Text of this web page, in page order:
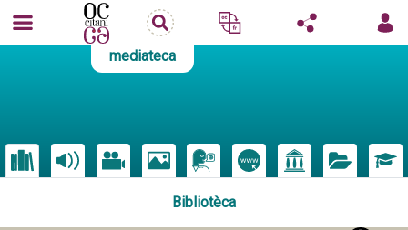
mediateca
Bibliotèca